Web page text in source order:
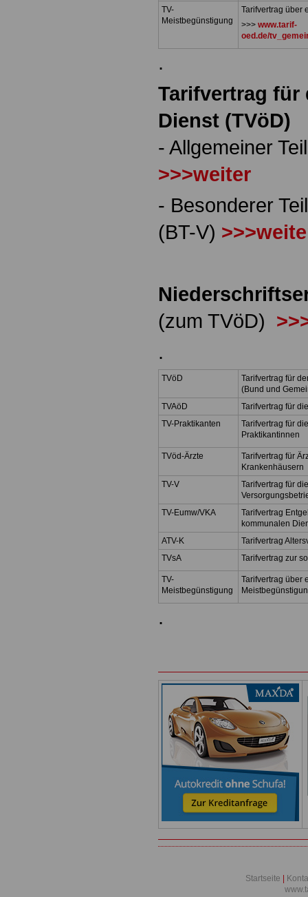
TV-
Meistbegünstigung
Tarifvertrag über
>>> www.tarif-
oed.de/
.
Tarifvertrag
Dienst (TVöD)
- Allgemeiner
>>>weiter
- Besonderer
(BT-V)
(zum TVöD)
.
TVöD
Tarifvertrag für
(Bund und
TVAöD
Tarifvertrag für
TV-Praktikanten
Tarifvertrag für
Praktikantinnen
TVöd-Ärzte
Tarifvertrag für
Krankenhäusern
TV-V
Tarifvertrag für
TV-Eumw/VKA
Tarifvertrag
kommunalen
ATV-K
Tarifvertrag
TVsA
Tarifvertrag zur
TV-
Meistbegünstigung
Tarifvertrag über
.
Startseite